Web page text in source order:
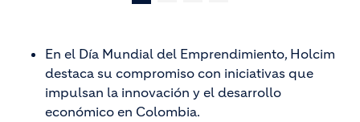
En el Día Mundial del Emprendimiento, Holcim
destaca su compromiso con iniciativas que
impulsan la innovación y el desarrollo
económico en Colombia.